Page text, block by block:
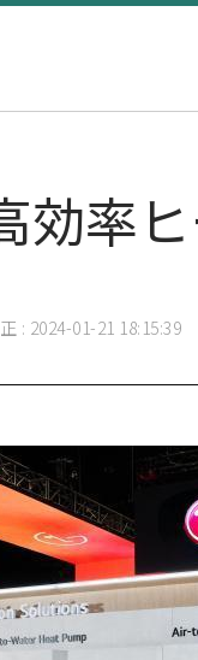
効率
: 2024-01-21 18:15:39